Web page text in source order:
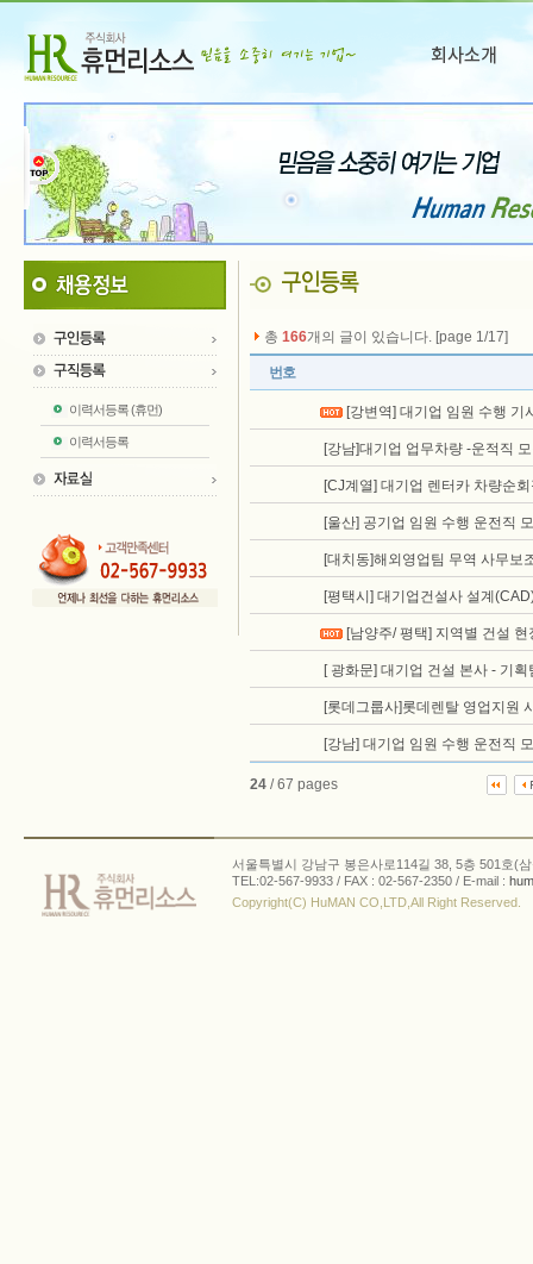
이력서등록 (휴먼)
이력서등록
총 166개의 글이 있습니다. [page 1/17]
번호
[강변역] 대기업 임원 수행
[강남]대기업 업무차량 -운적직
[CJ계열] 대기업 렌터카 차량순
[울산] 공기업 임원 수행 운전직
[대치동]해외영업팀 무역 사무보
[평택시] 대기업건설사 설계
[남양주/ 평택] 지역별 건설
[ 광화문] 대기업 건설 본사 - 기
[롯데그룹사]롯데렌탈 영업지원
[강남] 대기업 임원 수행 운전직
24 / 67 pages
서울특별시 강남구 봉은사로114길 38, 5층 501호(
TEL:02-567-9933 / FAX : 02-567-2350 / E-mail :
Copyright(C) HuMAN CO,LTD,All Right Reserved.